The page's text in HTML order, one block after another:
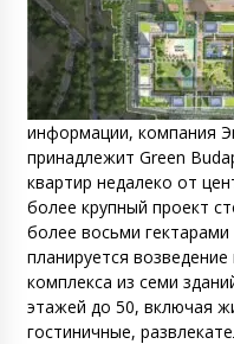
информации, компания
принадлежит Green
квартир недалеко от
более крупный проект
более восьми
планируется
комплекса из семи
этажей до 50, включая
гостиничные,